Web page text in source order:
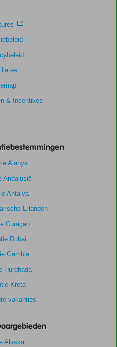
& Incentives
Alanya
Andalusië
Antalya
Eilanden
Curaçao
Dubai
Gambia
Hurghada
Kreta
vakanties
Alaska